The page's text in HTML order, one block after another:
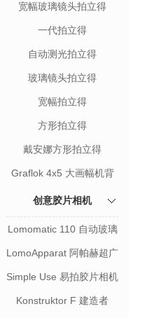
宽幅玻璃镜头拍立得
一代拍立得
自动测光拍立得
玻璃镜头拍立得
宽幅拍立得
方形拍立得
戴安娜方形拍立得
Graflok 4x5 大画幅机背
创意胶片相机
Lomomatic 110 自动玻璃
镜头胶片相机
LomoApparat 阿帕赫超广
角胶片相机
Simple Use 易拍胶片相机
Konstruktor F 建造者